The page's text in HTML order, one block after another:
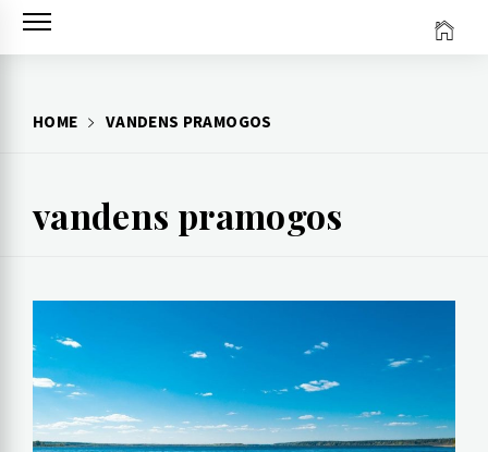
Skip
HOME VANDENS PRAMOGOS
vandens pramogos